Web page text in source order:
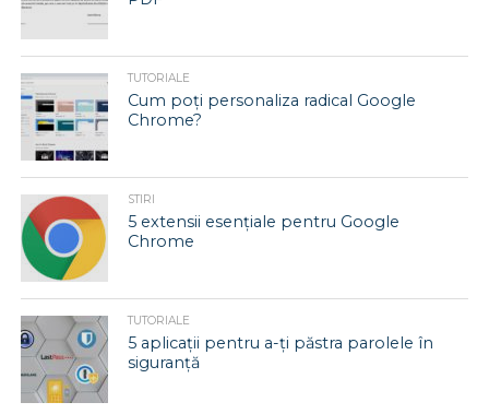
TUTORIALE
Cum poți personaliza radical Google
Chrome?
STIRI
5 extensii esențiale pentru Google
Chrome
TUTORIALE
5 aplicații pentru a-ți păstra parolele în
siguranță